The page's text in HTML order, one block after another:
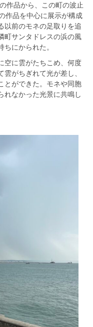
作品から、この町の波止
作品を中心に展示が構成
以前のモネの足取りを追
町サンタドレスの浜の風
にかられた。
空に雲がたちこめ、何度
がちぎれて光が差し、
とができた。モネや同胞
れなかった光景に共鳴し